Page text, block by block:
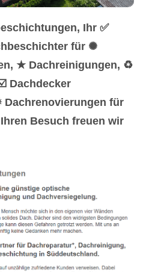
Ihr ✅
für ✺
★ Dachreinigungen, ♻
Dachdecker
für
Besuch freuen wir